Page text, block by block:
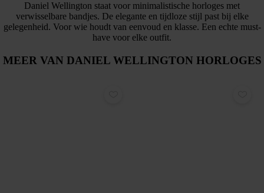
Daniel Wellington staat voor minimalistische horloges met
verwisselbare bandjes. De elegante en tijdloze stijl past bij elke
gelegenheid. Voor wie houdt van eenvoud en klasse. Een echte must-
have voor elke outfit.
MEER VAN DANIEL WELLINGTON HORLOGES